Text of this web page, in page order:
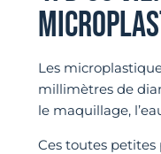
Les
millimètres de
le maquillage,
Ces toutes petites